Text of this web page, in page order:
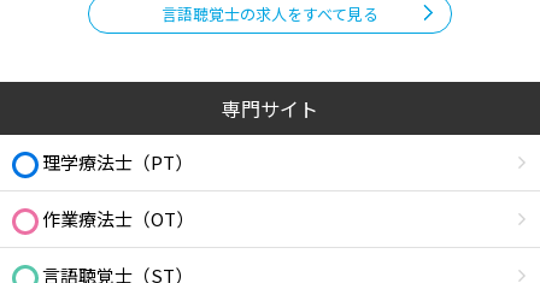
言語聴覚士の求人をすべて見る
専門サイト
理学療法士（PT）
作業療法士（OT）
言語聴覚士（ST）